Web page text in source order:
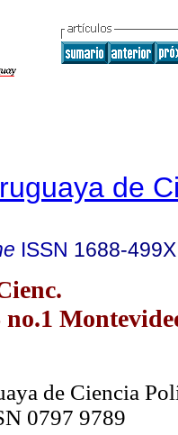
de
ISSN 1688-499X
de Ciencia
0797 9789